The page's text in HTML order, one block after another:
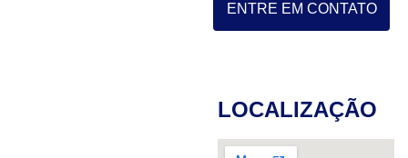
ENTRE EM CONTATO
LOCALIZAÇÃO